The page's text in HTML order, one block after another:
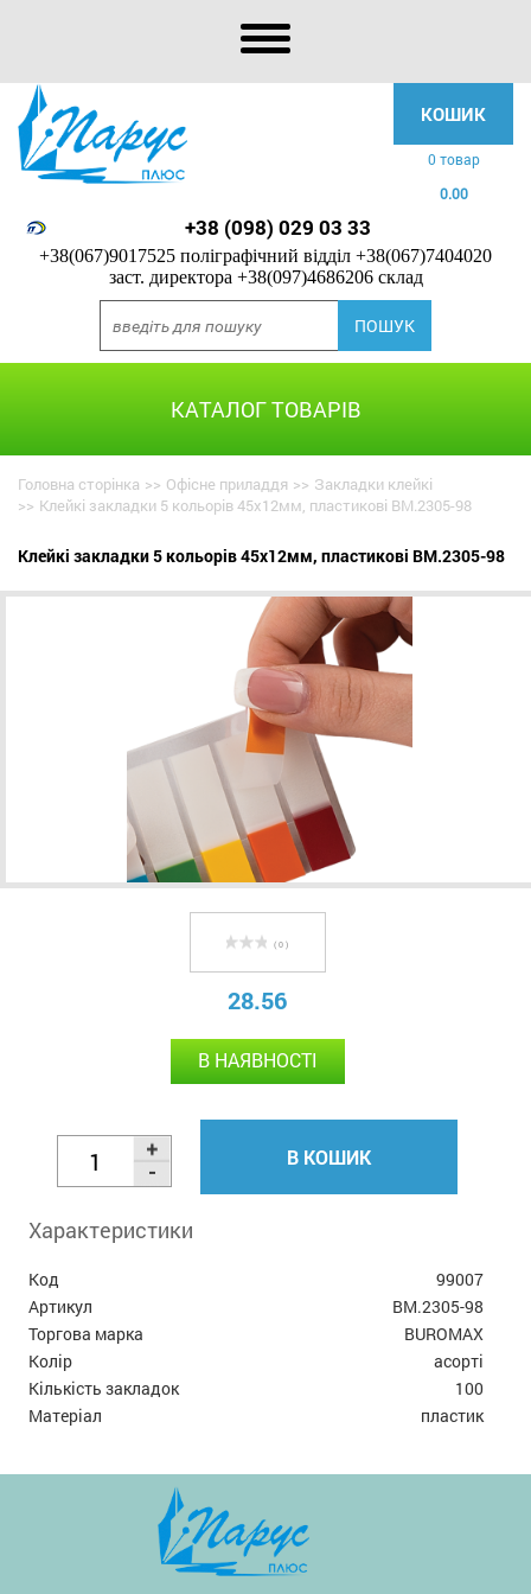
КОШИК
0 товар
0.00
+38 (098) 029 03 33
+38(067)9017525 поліграфічний відділ +38(067)7404020
заст. директора +38(097)4686206 склад
КАТАЛОГ ТОВАРІВ
Головна сторінка >> Офісне приладдя >> Закладки клейкі
>> Клейкі закладки 5 кольорів 45x12мм, пластикові BM.2305-98
Клейкі закладки 5 кольорів 45x12мм, пластикові BM.2305-98
( 0 )
28.56
В НАЯВНОСТІ
В КОШИК
Характеристики
Код
99007
Артикул
BM.2305-98
Торгова марка
BUROMAX
Колір
асорті
Кількість закладок
100
Матеріал
пластик